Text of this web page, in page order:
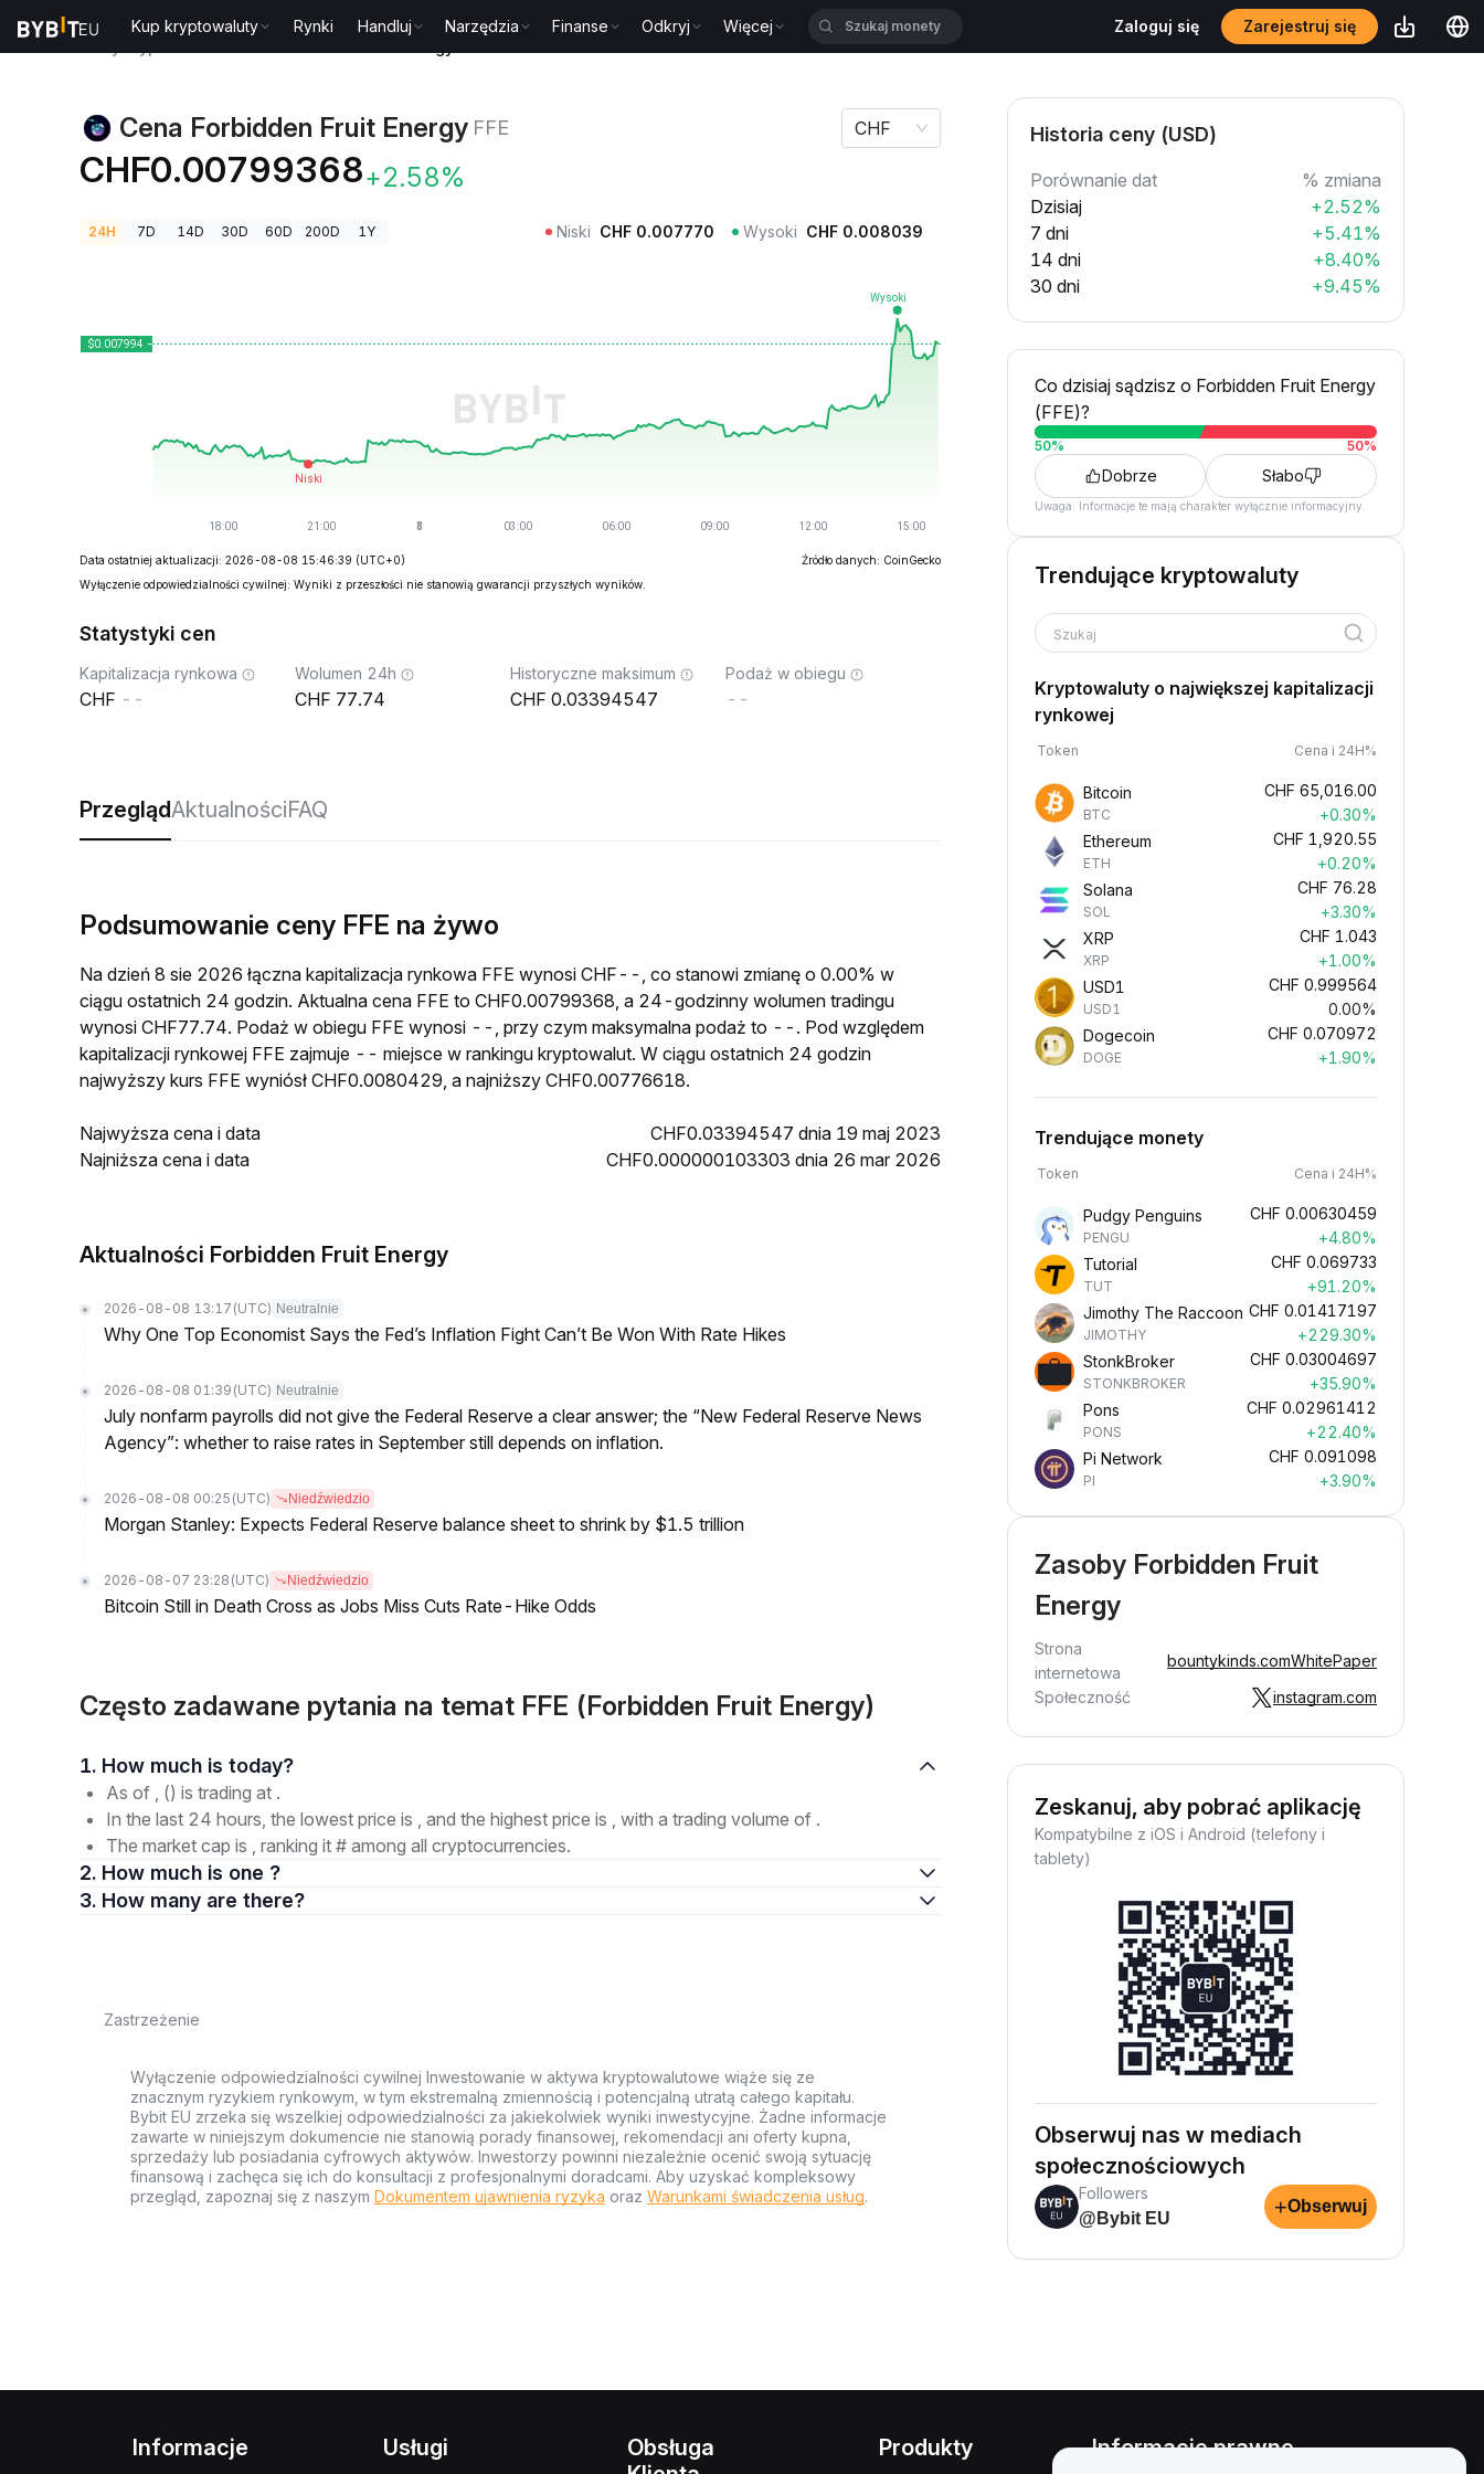
Kup kryptowaluty Rynki Handluj Narzędzia Finanse Odkryj Więcej Zaloguj się Zarejestruj się
Cena Forbidden Fruit Energy FFE
CHF0.00799368+2.58%
CHF
24H 7D 14D 30D 60D 200D 1Y Niski CHF 0.007770 Wysoki CHF 0.008039
Data ostatniej aktualizacji: 2026-08-08 15:46:39 (UTC+0)
Źródło danych: CoinGecko
Wyłączenie odpowiedzialności cywilnej: Wyniki z przeszłości nie stanowią gwarancji przyszłych wyników.
Statystyki cen
Kapitalizacja rynkowa
--
Wolumen 24h
77.74
Historyczne maksimum
0.03394547
Podaż w obiegu
--
PrzeglądAktualnościFAQ
Podsumowanie ceny FFE na żywo
Na dzień 8 sie 2026 łączna kapitalizacja rynkowa FFE wynosi CHF--, co stanowi zmianę o 0.00% w
ciągu ostatnich 24 godzin. Aktualna cena FFE to CHF0.00799368, a 24-godzinny wolumen tradingu
wynosi CHF77.74. Podaż w obiegu FFE wynosi --, przy czym maksymalna podaż to --. Pod względem
kapitalizacji rynkowej FFE zajmuje -- miejsce w rankingu kryptowalut. W ciągu ostatnich 24 godzin
najwyższy kurs FFE wyniósł CHF0.0080429, a najniższy CHF0.00776618.
Najwyższa cena i data
CHF0.03394547 dnia 19 maj 2023
Najniższa cena i data
CHF0.000000103303 dnia 26 mar 2026
Aktualności Forbidden Fruit Energy
2026-08-08 13:17 (UTC) Neutralnie
Why One Top Economist Says the Fed’s Inflation Fight Can’t Be Won With Rate Hikes
2026-08-08 01:39 (UTC) Neutralnie
July nonfarm payrolls did not give the Federal Reserve a clear answer; the “New Federal Reserve News
Agency”: whether to raise rates in September still depends on inflation.
2026-08-08 00:25 (UTC) Niedźwiedzio
Morgan Stanley: Expects Federal Reserve balance sheet to shrink by $1.5 trillion
2026-08-07 23:28 (UTC) Niedźwiedzio
Bitcoin Still in Death Cross as Jobs Miss Cuts Rate-Hike Odds
Często zadawane pytania na temat FFE (Forbidden Fruit Energy)
1. How much is today?
As of , () is trading at .
In the last 24 hours, the lowest price is , and the highest price is , with a trading volume of .
The market cap is , ranking it # among all cryptocurrencies.
2. How much is one ?
3. How many are there?
Zastrzeżenie
Wyłączenie odpowiedzialności cywilnej Inwestowanie w aktywa kryptowalutowe wiąże się ze
znacznym ryzykiem rynkowym, w tym ekstremalną zmiennością i potencjalną utratą całego kapitału.
Bybit EU zrzeka się wszelkiej odpowiedzialności za jakiekolwiek wyniki inwestycyjne. Żadne informacje
zawarte w niniejszym dokumencie nie stanowią porady finansowej, rekomendacji ani oferty kupna,
sprzedaży lub posiadania cyfrowych aktywów. Inwestorzy powinni niezależnie ocenić swoją sytuację
finansową i zachęca się ich do konsultacji z profesjonalnymi doradcami. Aby uzyskać kompleksowy
przegląd, zapoznaj się z naszym Dokumentem ujawnienia ryzyka oraz Warunkami świadczenia usług.
Historia ceny (USD)
Porównanie dat
% zmiana
Dzisiaj
+2.52%
7 dni
+5.41%
14 dni
+8.40%
30 dni
+9.45%
Co dzisiaj sądzisz o Forbidden Fruit Energy
(FFE)?
50% 50%
Dobrze Słabo
Uwaga: Informacje te mają charakter wyłącznie informacyjny.
Trendujące kryptowaluty
Szukaj
Kryptowaluty o największej kapitalizacji
rynkowej
Token Cena i 24H%
Bitcoin
BTC
CHF 65,016.00
+0.30%
Ethereum
ETH
CHF 1,920.55
+0.20%
Solana
SOL
CHF 76.28
+3.30%
XRP
XRP
CHF 1.043
+1.00%
USD1
USD1
CHF 0.999564
0.00%
Dogecoin
DOGE
CHF 0.070972
+1.90%
Trendujące monety
Token Cena i 24H%
Pudgy Penguins
PENGU
CHF 0.00630459
+4.80%
Tutorial
TUT
CHF 0.069733
+91.20%
Jimothy The Raccoon
JIMOTHY
CHF 0.01417197
+229.30%
StonkBroker
STONKBROKER
CHF 0.03004697
+35.90%
Pons
PONS
CHF 0.02961412
+22.40%
Pi Network
PI
CHF 0.091098
+3.90%
Zasoby Forbidden Fruit
Energy
Strona
internetowa
bountykinds.comWhitePaper
Społeczność
instagram.com
Zeskanuj, aby pobrać aplikację
Kompatybilne z iOS i Android (telefony i
tablety)
Obserwuj nas w mediach
społecznościowych
Followers
@Bybit EU
+Obserwuj
Informacje Usługi
Obsługa
Produkty Informacje prawne